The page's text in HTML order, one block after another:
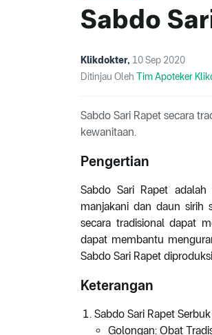
Sabdo
Klikdokter, 10 Sep 2020
Ditinjau Oleh Tim Apoteker
Sabdo Sari Rapet secara
kewanitaan.
Pengertian
Sabdo Sari Rapet
manjakani dan daun sirih
secara tradisional dapat
dapat membantu
Sabdo Sari Rapet
Keterangan
Sabdo Sari Rapet Serbuk
Golongan: Obat